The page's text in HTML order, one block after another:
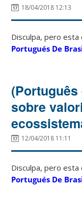
18/04/2018 12:13
Disculpa, pero
Portugués De
sobre
12/04/2018 11:11
Disculpa, pero
Portugués De